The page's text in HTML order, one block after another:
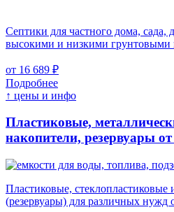
Септики для частного дома, сада,
высокими и низкими грунтовыми
от 16 689 ₽
Подробнее
↑ цены и инфо
Пластиковые,
накопители, резервуары
Пластиковые, стеклопластиковые
(резервуары) для различных нужд